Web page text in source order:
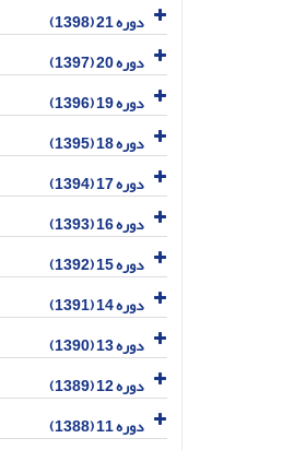
دوره 21 (1398)
دوره 20 (1397)
دوره 19 (1396)
دوره 18 (1395)
دوره 17 (1394)
دوره 16 (1393)
دوره 15 (1392)
دوره 14 (1391)
دوره 13 (1390)
دوره 12 (1389)
دوره 11 (1388)